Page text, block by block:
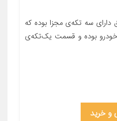
سه تکه‌ی مجزا بوده که
بوده و قسمت یک‌تکه‌ی
و خرید